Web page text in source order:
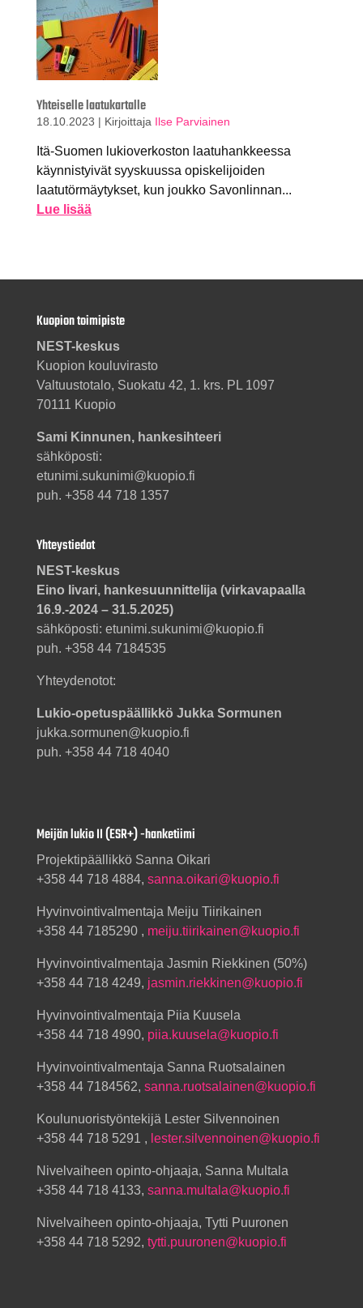
Yhteiselle laatukartalle
18.10.2023 | Kirjoittaja Ilse Parviainen
Itä-Suomen lukioverkoston laatuhankkeessa
käynnistyivät syyskuussa opiskelijoiden
laatutörmäytykset, kun joukko Savonlinnan...
Lue lisää
Kuopion toimipiste
NEST-keskus
Kuopion kouluvirasto
Valtuustotalo, Suokatu 42, 1. krs. PL 1097
70111 Kuopio
Sami Kinnunen, hankesihteeri
sähköposti:
etunimi.sukunimi@kuopio.fi
puh. +358 44 718 1357
Yhteystiedot
NEST-keskus
Eino Iivari, hankesuunnittelija (virkavapaalla
16.9.-2024 – 31.5.2025)
sähköposti: etunimi.sukunimi@kuopio.fi
puh. +358 44 7184535
Yhteydenotot:
Lukio-opetuspäällikkö Jukka Sormunen
jukka.sormunen@kuopio.fi
puh. +358 44 718 4040
Meijän lukio II (ESR+) -hanketiimi
Projektipäällikkö Sanna Oikari
+358 44 718 4884, sanna.oikari@kuopio.fi
Hyvinvointivalmentaja Meiju Tiirikainen
+358 44 7185290 , meiju.tiirikainen@kuopio.fi
Hyvinvointivalmentaja Jasmin Riekkinen (50%)
+358 44 718 4249, jasmin.riekkinen@kuopio.fi
Hyvinvointivalmentaja Piia Kuusela
+358 44 718 4990, piia.kuusela@kuopio.fi
Hyvinvointivalmentaja Sanna Ruotsalainen
+358 44 7184562, sanna.ruotsalainen@kuopio.fi
Koulunuoristyöntekijä Lester Silvennoinen
+358 44 718 5291 , lester.silvennoinen@kuopio.fi
Nivelvaiheen opinto-ohjaaja, Sanna Multala
+358 44 718 4133, sanna.multala@kuopio.fi
Nivelvaiheen opinto-ohjaaja, Tytti Puuronen
+358 44 718 5292, tytti.puuronen@kuopio.fi